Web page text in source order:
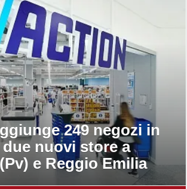
249 negozi in
nuovi store a
e Reggio Emilia